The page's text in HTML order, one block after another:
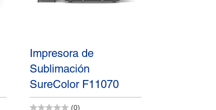
Impresora de
Sublimación
SureColor F11070
(0)